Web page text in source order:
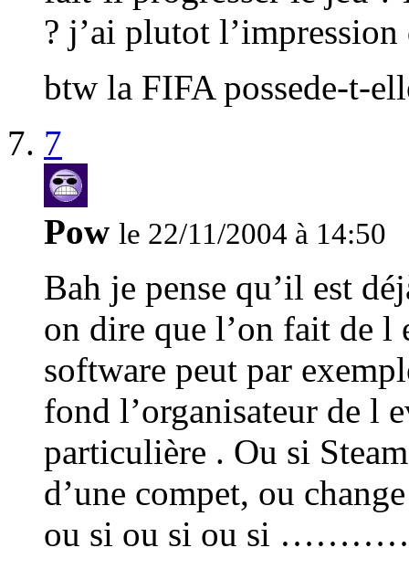
? j’ai plutot
btw la FIFA possede-t-
7
Pow le 22/11/2004 à 14:50
Bah je pense qu’il est
on dire que l’on fait de l
software peut par
fond l’organisateur de l
particulière . Ou si
d’une compet, ou
ou si ou si ou si